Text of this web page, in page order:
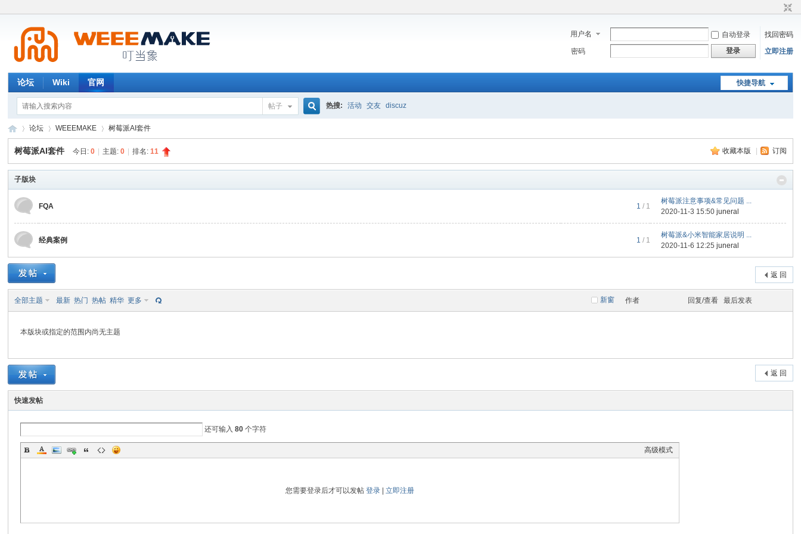
用户名 自动登录
找回密码
密码
登录 立即注册
快捷导航
论坛 Wiki 官网
帖子 热搜: 活动 交友 discuz
W
EE
»
论坛 WEEEMAKE 树莓派AI套件
收藏本版 订阅
树莓派AI套件 今日:0 主题:0 排名:11
子版块
FQA 1 / 1
树莓派注意事项&常见问题 ...
2020-11-3 15:50juneral
经典案例 1 / 1
树莓派&小米智能家居说明 ...
2020-11-6 12:25juneral
返 回
新窗
全部主题 最新 热门 热帖 精华 更多 作者 回复/查看 最后发表
本版块或指定的范围内尚无主题
返 回
快速发帖
还可输入80 个字符
高级模式
您需要登录后才可以发帖 登录| 立即注册